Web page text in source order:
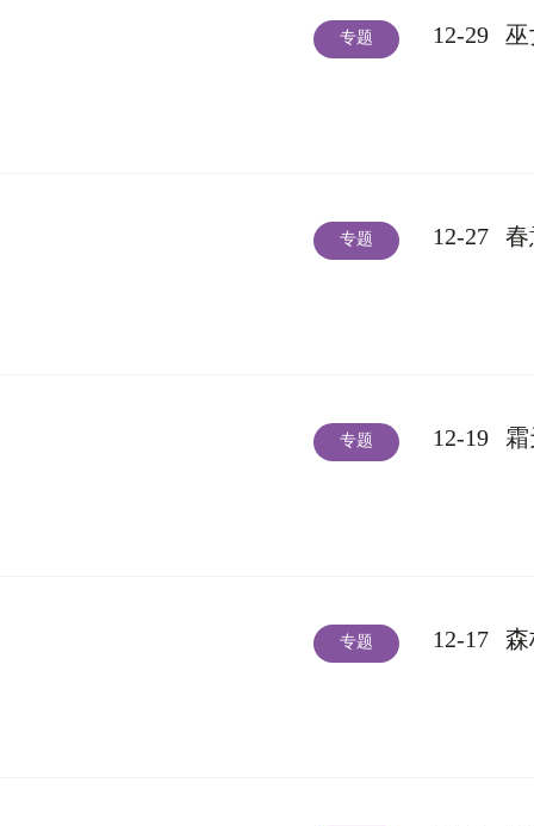
专题 12-29 巫
专题 12-27 春
专题 12-19
专题 12-17 森